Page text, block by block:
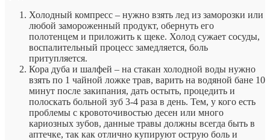
Холодный компресс – нужно взять лед из заморозки или
любой замороженный продукт, обернуть его
полотенцем и приложить к щеке. Холод сужает сосуды,
воспалительный процесс замедляется, боль
притупляется.
Кора дуба и шалфей – на стакан холодной воды нужно
взять по 1 чайной ложке трав, варить на водяной бане 10
минут после закипания, дать остыть, процедить и
полоскать больной зуб 3-4 раза в день. Тем, у кого есть
проблемы с кровоточивостью десен или много
кариозных зубов, данные травы должны всегда быть в
аптечке, так как отлично купируют острую боль и